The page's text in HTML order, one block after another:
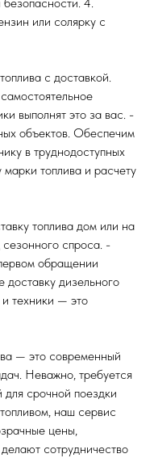
или солярку с
с доставкой.
выполнят это за вас. -
объектов. Обеспечим
в труднодоступных
топлива и расчету
топлива дом или на
спроса. -
обращении
дизельного
техники — это
— это современный
Неважно, требуется
для срочной поездки
наш сервис
цены,
сотрудничество